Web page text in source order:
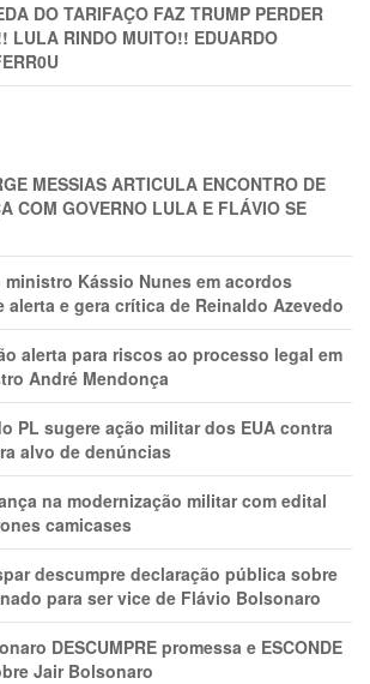
DO TARIFAÇO FAZ TRUMP PERDER
LULA RINDO MUITO!! EDUARDO
MESSIAS ARTICULA ENCONTRO DE
COM GOVERNO LULA E FLÁVIO SE
Kássio Nunes em acordos
e gera crítica de Reinaldo Azevedo
alerta para riscos ao processo legal em
André Mendonça
PL sugere ação militar dos EUA contra
alvo de denúncias
na modernização militar com edital
camicases
descumpre declaração pública sobre
para ser vice de Flávio Bolsonaro
DESCUMPRE promessa e ESCONDE
Jair Bolsonaro